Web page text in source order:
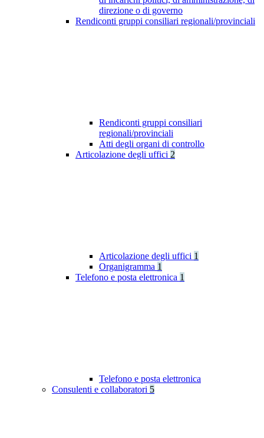
direzione o di governo
Rendiconti gruppi consiliari regionali/provinciali
Rendiconti gruppi consiliari
regionali/provinciali
Atti degli organi di controllo
Articolazione degli uffici 2
Articolazione degli uffici 1
Organigramma 1
Telefono e posta elettronica 1
Telefono e posta elettronica
Consulenti e collaboratori 5